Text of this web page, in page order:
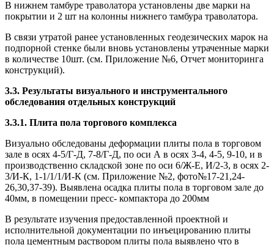
В нижнем тамбуре траволатора установлены две марки на
покрытии и 2 шт на колонны нижнего тамбура траволатора.
В связи утратой ранее установленных геодезических марок на
подпорной стенке были вновь установлены утраченные марки
в количестве 10шт. (см. Приложение №6, Отчет мониторинга
конструкций).
3.3. Результаты визуального и инструментального
обследования отдельных конструкций
3.3.1. Плита пола торгового комплекса
Визуально обследованы деформации плиты пола в торговом
зале в осях 4-5/Г-Д, 7-8/Г-Д, по оси А в осях 3-4, 4-5, 9-10, и в
производственно складской зоне по оси 6/Ж-Е, И/2-3, в осях 2-
3/И-К, 1-1/1/1/И-К (см. Приложение №2, фото№17-21,24-
26,30,37-39). Выявлена осадка плиты пола в торговом зале до
40мм, в помещении пресс- компактора до 200мм
В результате изучения предоставленной проектной и
исполнительной документации по инъецированию плиты
пола цементным раствором плиты пола выявлено что в